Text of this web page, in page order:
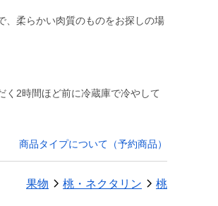
、柔らかい肉質のものをお探しの場
く2時間ほど前に冷蔵庫で冷やして
商品タイプについて（予約商品）
果物 桃・ネクタリン 桃